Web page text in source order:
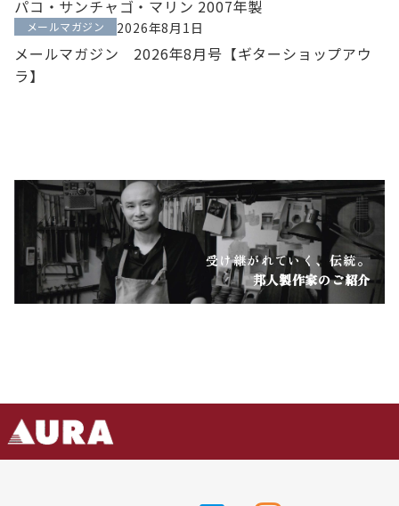
パコ・サンチャゴ・マリン 2007年製
2026年8月1日
メールマガジン
メールマガジン 2026年8月号【ギターショップアウ
ラ】
受け継がれていく、伝統。
邦人製作家のご紹介